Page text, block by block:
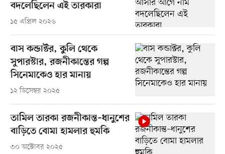
বদলেছিলেন এই তারকারা
১৫ এপ্রিল ২০২৬
বাস কন্ডাক্টর, কুলি থেকে
সুপারস্টার, রজনীকান্তের গল্প
সিনেমাকেও হার মানায়
১২ ডিসেম্বর ২০২৫
তামিল তারকা রজনীকান্ত–ধানুশের
বাড়িতে বোমা হামলার হুমকি
৩০ অক্টোবর ২০২৫